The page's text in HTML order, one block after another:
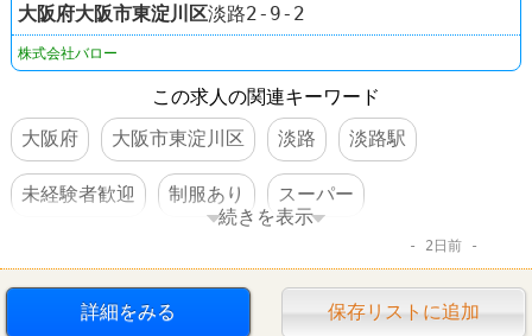
大阪府大阪市東淀川区淡路2-9-2
株式会社バロー
この求人の関連キーワード
大阪府
大阪市東淀川区 淡路 淡路駅
未経験者歓迎 制服あり スーパー
続きを表示
2日前
詳細をみる 保存リストに追加